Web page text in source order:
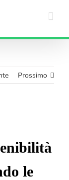
Prossimo
le